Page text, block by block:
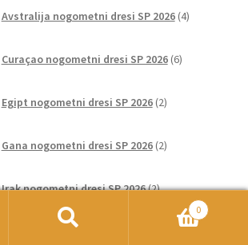
Avstralija nogometni dresi SP 2026 4izdelki
Curaçao nogometni dresi SP 2026 6izdelkov
Egipt nogometni dresi SP 2026 2izdelka
Gana nogometni dresi SP 2026 2izdelka
Irak nogometni dresi SP 2026 2izdelka
Južna Afrika nogometni dresi SP 2026 6
6
0